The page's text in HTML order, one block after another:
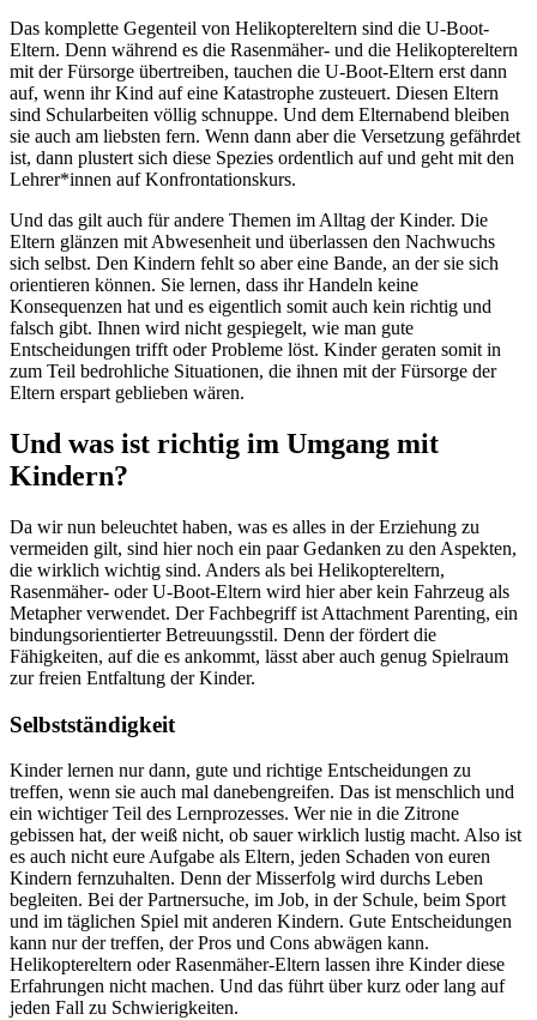
Das komplette Gegenteil von Helikoptereltern sind die U-Boot-
Eltern. Denn während es die Rasenmäher- und die Helikoptereltern
mit der Fürsorge übertreiben, tauchen die U-Boot-Eltern erst dann
auf, wenn ihr Kind auf eine Katastrophe zusteuert. Diesen Eltern
sind Schularbeiten völlig schnuppe. Und dem Elternabend bleiben
sie auch am liebsten fern. Wenn dann aber die Versetzung gefährdet
ist, dann plustert sich diese Spezies ordentlich auf und geht mit den
Lehrer*innen auf Konfrontationskurs.
Und das gilt auch für andere Themen im Alltag der Kinder. Die
Eltern glänzen mit Abwesenheit und überlassen den Nachwuchs
sich selbst. Den Kindern fehlt so aber eine Bande, an der sie sich
orientieren können. Sie lernen, dass ihr Handeln keine
Konsequenzen hat und es eigentlich somit auch kein richtig und
falsch gibt. Ihnen wird nicht gespiegelt, wie man gute
Entscheidungen trifft oder Probleme löst. Kinder geraten somit in
zum Teil bedrohliche Situationen, die ihnen mit der Fürsorge der
Eltern erspart geblieben wären.
Und was ist richtig im Umgang mit
Kindern?
Da wir nun beleuchtet haben, was es alles in der Erziehung zu
vermeiden gilt, sind hier noch ein paar Gedanken zu den Aspekten,
die wirklich wichtig sind. Anders als bei Helikoptereltern,
Rasenmäher- oder U-Boot-Eltern wird hier aber kein Fahrzeug als
Metapher verwendet. Der Fachbegriff ist Attachment Parenting, ein
bindungsorientierter Betreuungsstil. Denn der fördert die
Fähigkeiten, auf die es ankommt, lässt aber auch genug Spielraum
zur freien Entfaltung der Kinder.
Selbstständigkeit
Kinder lernen nur dann, gute und richtige Entscheidungen zu
treffen, wenn sie auch mal danebengreifen. Das ist menschlich und
ein wichtiger Teil des Lernprozesses. Wer nie in die Zitrone
gebissen hat, der weiß nicht, ob sauer wirklich lustig macht. Also ist
es auch nicht eure Aufgabe als Eltern, jeden Schaden von euren
Kindern fernzuhalten. Denn der Misserfolg wird durchs Leben
begleiten. Bei der Partnersuche, im Job, in der Schule, beim Sport
und im täglichen Spiel mit anderen Kindern. Gute Entscheidungen
kann nur der treffen, der Pros und Cons abwägen kann.
Helikoptereltern oder Rasenmäher-Eltern lassen ihre Kinder diese
Erfahrungen nicht machen. Und das führt über kurz oder lang auf
jeden Fall zu Schwierigkeiten.